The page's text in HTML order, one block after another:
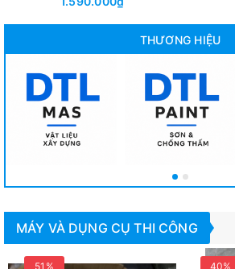
Trình
THƯƠNG HIỆU
MÁY VÀ DỤNG CỤ THI CÔNG
51% 40%